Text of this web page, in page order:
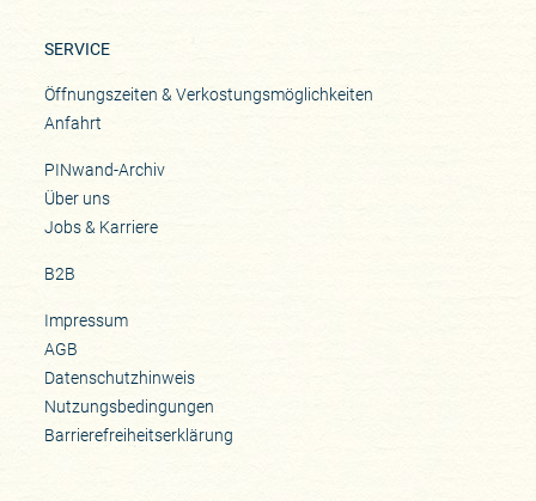
SERVICE
Öffnungszeiten & Verkostungsmöglichkeiten
Anfahrt
PINwand-Archiv
Über uns
Jobs & Karriere
B2B
Impressum
AGB
Datenschutzhinweis
Nutzungsbedingungen
Barrierefreiheitserklärung